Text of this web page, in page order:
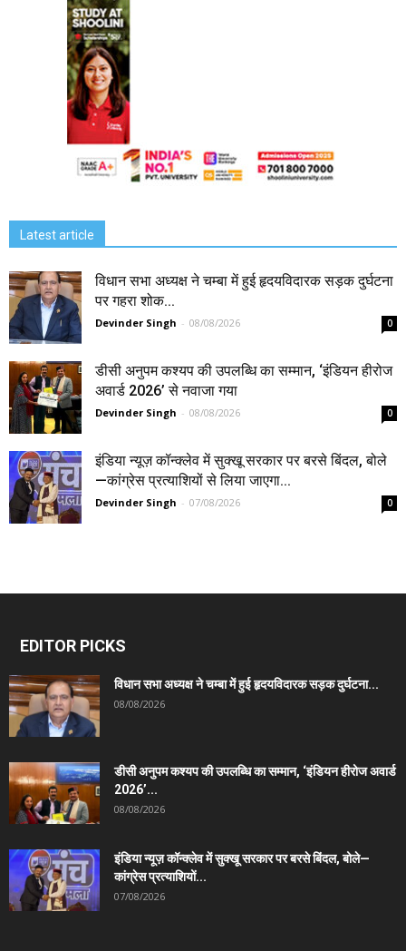
Latest article
विधान सभा अध्यक्ष ने चम्बा में हुई हृदयविदारक सड़क दुर्घटना
पर गहरा शोक...
Devinder Singh - 08/08/2026 0
डीसी अनुपम कश्यप की उपलब्धि का सम्मान, ‘इंडियन हीरोज
अवार्ड 2026’ से नवाजा गया
Devinder Singh - 08/08/2026 0
इंडिया न्यूज़ कॉन्क्लेव में सुक्खू सरकार पर बरसे बिंदल, बोले
—कांग्रेस प्रत्याशियों से लिया जाएगा...
Devinder Singh - 07/08/2026 0
EDITOR PICKS
विधान सभा अध्यक्ष ने चम्बा में हुई हृदयविदारक सड़क दुर्घटना...
08/08/2026
डीसी अनुपम कश्यप की उपलब्धि का सम्मान, ‘इंडियन हीरोज अवार्ड
2026’...
08/08/2026
इंडिया न्यूज़ कॉन्क्लेव में सुक्खू सरकार पर बरसे बिंदल, बोले—
कांग्रेस प्रत्याशियों...
07/08/2026